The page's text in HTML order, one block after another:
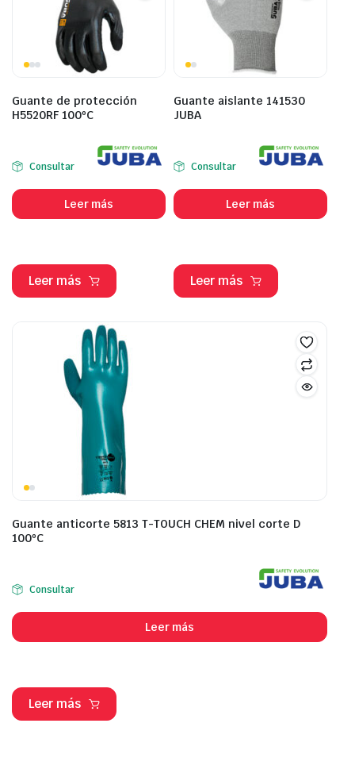
Guante de protección
H5520RF 100ºC
Consultar
Leer más
Leer más
Guante aislante 141530
JUBA
Consultar
Leer más
Leer más
Guante anticorte 5813 T-TOUCH CHEM nivel corte D
100ºC
Consultar
Leer más
Leer más